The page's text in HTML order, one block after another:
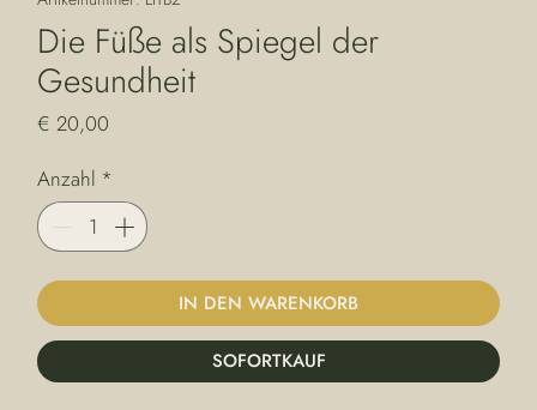
Die Füße als Spiegel der
Gesundheit
€ 20,00
Anzahl *
IN DEN WARENKORB
SOFORTKAUF